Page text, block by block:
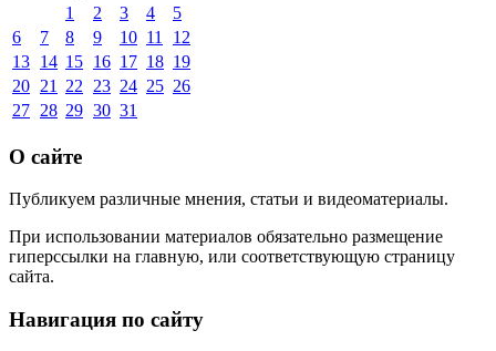
1
2 3 4
5
6
7 8 9 10 11
12
13 14 15 16 17 18 19
20 21 22 23 24 25 26
27 28 29 30 31
О сайте
Публикуем различные мнения, статьи и видеоматериалы.
При использовании материалов обязательно размещение
гиперссылки на главную, или соответствующую страницу
сайта.
Навигация по сайту